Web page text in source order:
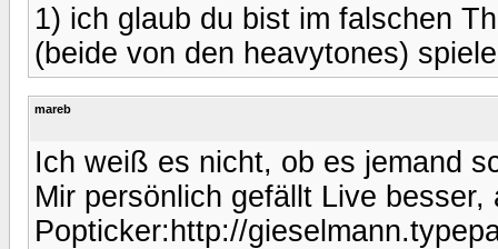
1) ich glaub du bist im falschen
(beide von den heavytones)
mareb
Ich weiß es nicht, ob es jemand
Mir persönlich gefällt Live besser,
Popticker:http://